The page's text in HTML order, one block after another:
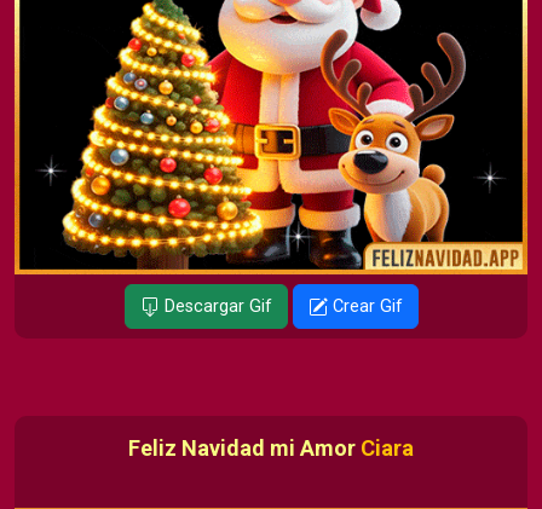
Descargar Gif Crear Gif
Feliz Navidad mi Amor Ciara